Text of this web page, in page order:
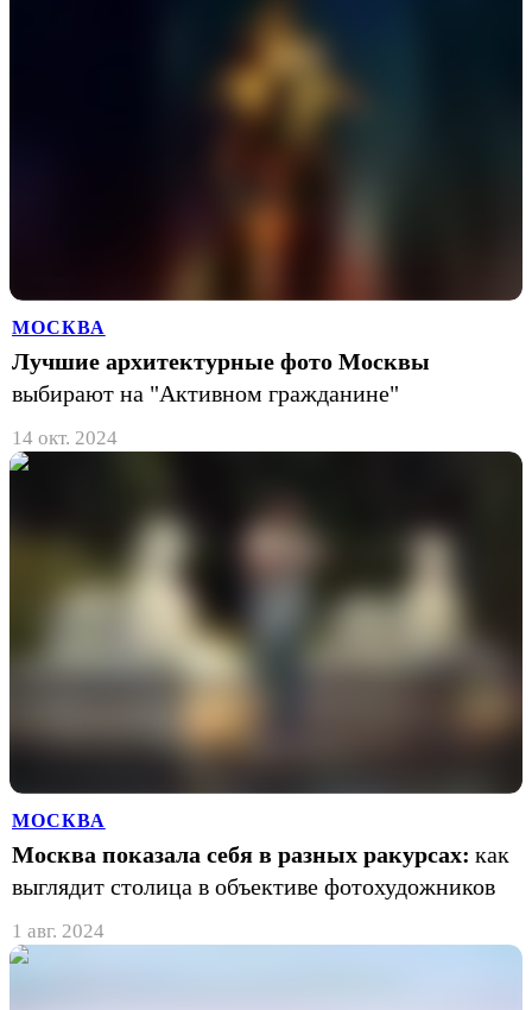
МОСКВА
Лучшие архитектурные фото Москвы
выбирают на "Активном гражданине"
14 окт. 2024
МОСКВА
Москва показала себя в разных ракурсах: как
выглядит столица в объективе фотохудожников
1 авг. 2024